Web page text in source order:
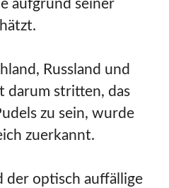
aufgrund seiner
Russland und
darum stritten, das
zu sein, wurde
zuerkannt.
der optisch auffällige